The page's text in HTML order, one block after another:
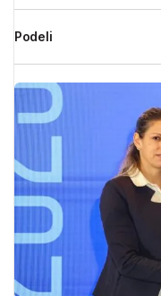
Podeli